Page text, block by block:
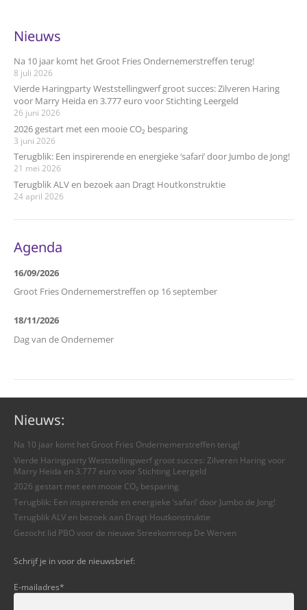
Nieuws
Na 10 jaar komt het Groot Fries Ondernemerstreffen terug!
8 juli 2026
Vierde Haringparty Weststellingwerf groot succes: Zilveren Haring
voor Marry Heida en 3.777 euro voor Stichting Leergeld
26 juni 2026
2026 gestart met een mooie CO₂ besparing
3 juni 2026
Terugblik: Een inspirerende en energieke ‘safari’ door Jumbo de Jong!
21 mei 2026
Terugblik ALV en bezoek aan Dragt Houtkonstruktie
24 april 2026
Agenda
16/09/2026
Groot Fries Ondernemerstreffen op 16 september
18/11/2026
Dag van de Ondernemer
Nieuws:
Na 10 jaar komt het Groot Fries Ondernemerstreffen terug!
Vierde Haringparty Weststellingwerf groot succes: Zilveren Haring voor
Marry Heida en 3.777 euro voor Stichting Leergeld
2026 gestart met een mooie CO₂ besparing
Terugblik: Een inspirerende en energieke ‘safari’ door Jumbo de Jong!
Terugblik ALV en bezoek aan Dragt Houtkonstruktie
Gezocht lid PBO voor de nieuwe Streekomroep De Werven
Schrijf je in voor de nieuwsbrief:
E-mailadres*